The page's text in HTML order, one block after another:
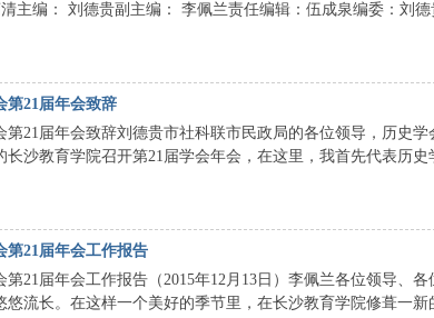
主编： 刘德贵副主编： 李佩兰责任编辑：伍成泉编委：刘
第21届年会致辞
第21届年会致辞刘德贵市社科联市民政局的各位领导，历史
长沙教育学院召开第21届学会年会，在这里，我首先代表历
第21届年会工作报告
第21届年会工作报告（2015年12月13日）李佩兰各位领导、
悠流长。在这样一个美好的季节里，在长沙教育学院修葺一